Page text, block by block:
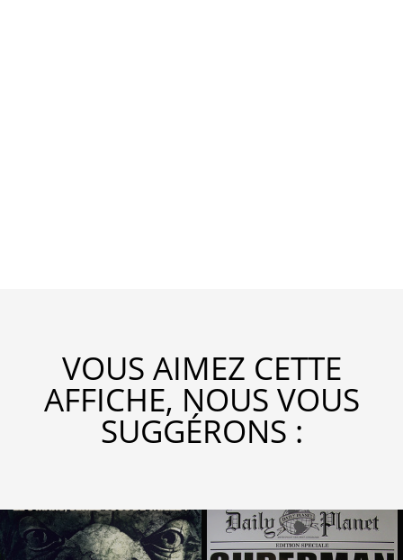
VOUS AIMEZ CETTE
AFFICHE, NOUS VOUS
SUGGÉRONS :